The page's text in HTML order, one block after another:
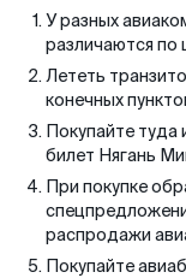
У разных
различаются по
Лететь
конечных
Покупайте туда
билет Нягань
При покупке
распродажи
Покупайте